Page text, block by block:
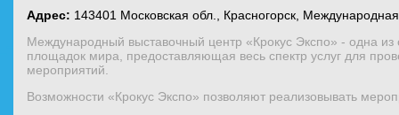
Адрес: 143401 Московская обл., Красногорск,
Международный выставочный центр «Крокус Экспо» - одна
площадок мира, предоставляющая весь спектр услуг для
мероприятий.
Возможности «Крокус Экспо» позволяют реализовывать